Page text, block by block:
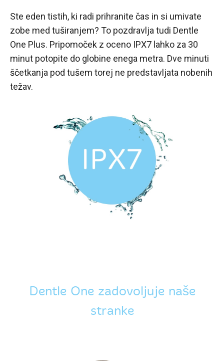
Ste eden tistih, ki radi prihranite čas in si umivate
zobe med tuširanjem? To pozdravlja tudi Dentle
One Plus. Pripomoček z oceno IPX7 lahko za 30
minut potopite do globine enega metra. Dve minuti
ščetkanja pod tušem torej ne predstavljata nobenih
težav.
Dentle One zadovoljuje naše
stranke